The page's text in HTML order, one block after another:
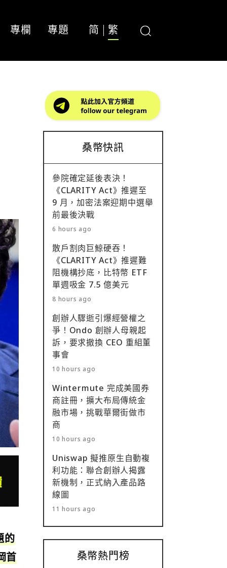
專欄 專題 简 繁
的
首
桑幣快訊
參院確定延後表決！
《CLARITY Act》推遲至
9 月，加密法案迎期中選舉
前最後決戰
6 hours ago
散戶割肉巨鯨硬吞！
《CLARITY Act》推遲難
阻機構抄底，比特幣 ETF
單週吸金 7.5 億美元
8 hours ago
創辦人驟逝引爆經營權之
爭！Ondo 創辦人母親起
訴，要求撤換 CEO 重組董
事會
10 hours ago
Wintermute 完成美國券
商註冊，擴大布局傳統金
融市場，挑戰華爾街做市
商
10 hours ago
Uniswap 擬推原生自動複
利功能：聯合創辦人揭露
新機制，正式納入產品路
線圖
11 hours ago
桑幣熱門榜